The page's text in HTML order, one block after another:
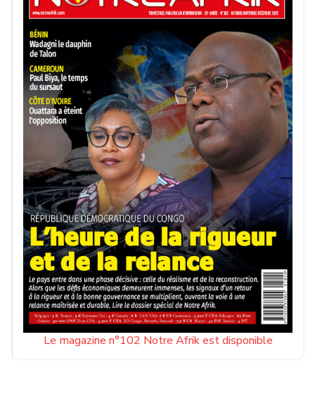
Le magazine n°102 Notre Afrik est disponible